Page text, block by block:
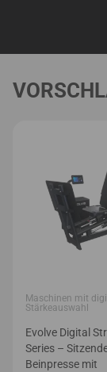
Maschinen mit
Stärkeauswahl
Evolve Digital
Series –
Beinpresse mit